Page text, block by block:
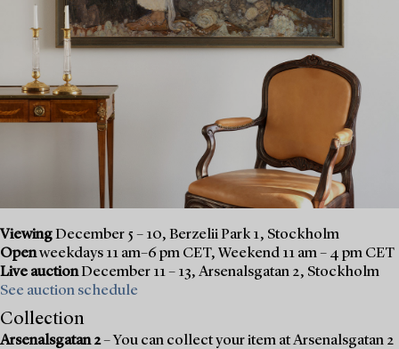
ViewingDecember 5 – 10, Berzelii Park 1, Stockholm
Openweekdays 11 am–6 pm CET, Weekend 11 am – 4 pm CET
Live auctionDecember 11 – 13, Arsenalsgatan 2, Stockholm
See auction schedule
Collection
Arsenalsgatan 2– You can collect your item at Arsenalsgatan 2